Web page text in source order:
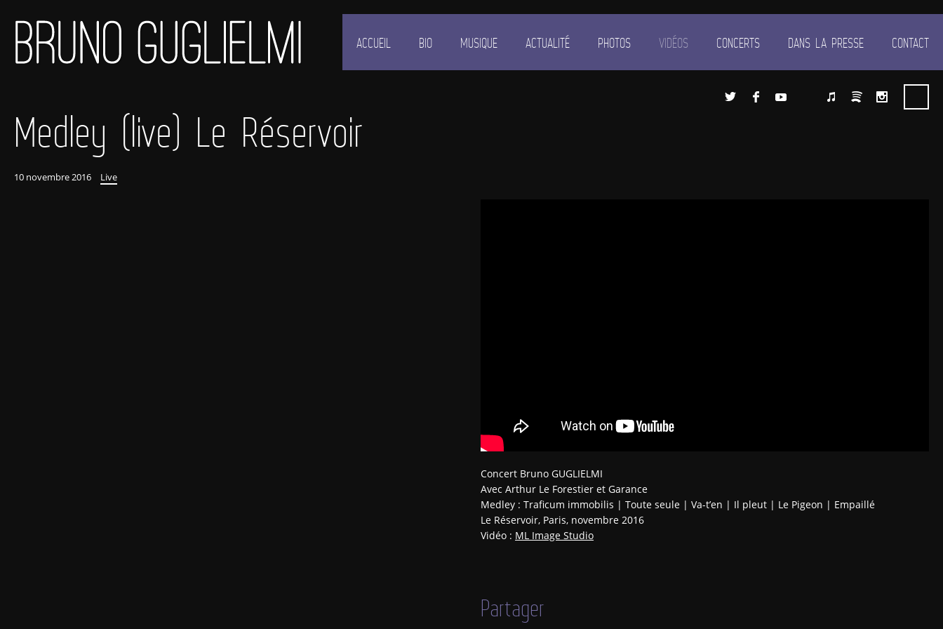
ACCUEIL BIO MUSIQUE ACTUALITÉ PHOTOS VIDÉOS CONCERTS DANS LA PRESSE CONTACT
Medley (live) Le Réservoir
10 novembre 2016 Live
Concert Bruno GUGLIELMI
Avec Arthur Le Forestier et Garance
Medley : Traficum immobilis | Toute seule | Va-t’en | Il pleut | Le Pigeon | Empaillé
Le Réservoir, Paris, novembre 2016
Vidéo : ML Image Studio
Partager